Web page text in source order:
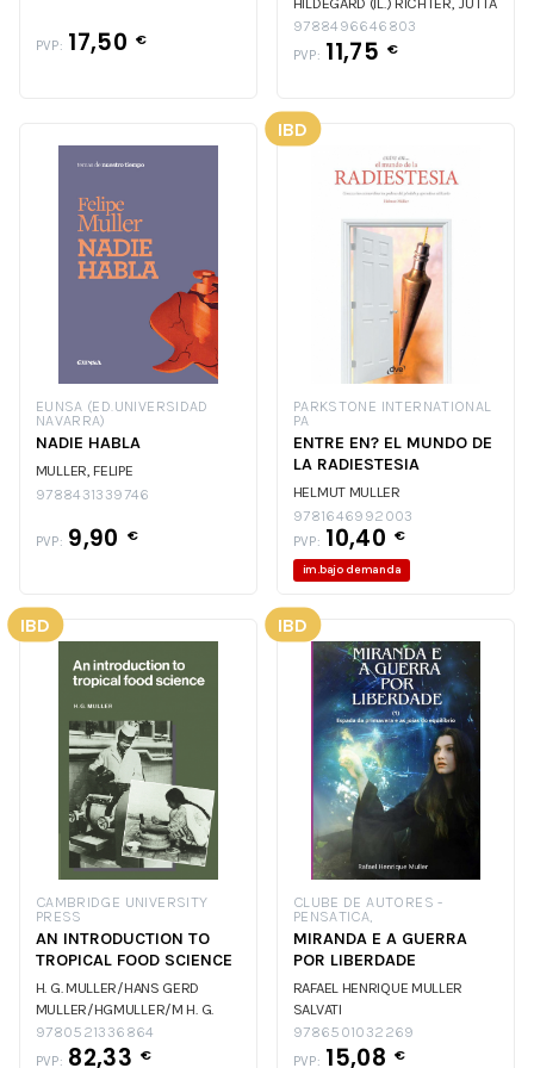
PVP: 17,50 €
/ MULLER, HILDEGARD (IL.)
9788496646803
PVP: 11,75 €
EUNSA (ED.UNIVERSIDAD
NAVARRA)
NADIE HABLA
MULLER, FELIPE
9788431339746
PVP: 9,90 €
IBD
PARKSTONE INTERNATIONAL
PA
ENTRE EN? EL MUNDO DE
LA RADIESTESIA
HELMUT MULLER
9781646992003
PVP: 10,40 €
im.bajo demanda
IBD
CAMBRIDGE UNIVERSITY
PRESS
AN INTRODUCTION TO
TROPICAL FOOD SCIENCE
H. G. MULLER/HANS GERD
MULLER/HGMULLER/M H. G.
MULLER/HANS GERD
MULLER/HGMULLER/M
9780521336864
PVP: 82,33 €
IBD
CLUBE DE AUTORES -
PENSATICA,
MIRANDA E A GUERRA
POR LIBERDADE
RAFAEL HENRIQUE MULLER
SALVATI
9786501032269
PVP: 15,08 €